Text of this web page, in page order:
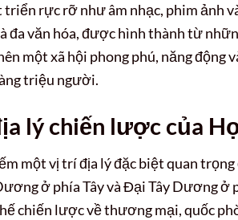
rực rỡ như âm nhạc, phim ảnh
đa văn hóa, được hình thành từ
một xã hội phong phú, năng động
triệu người.
lý chiến lược của
một vị trí địa lý đặc biệt quan
ở phía Tây và Đại Tây Dương ở
chiến lược về thương mại, quốc